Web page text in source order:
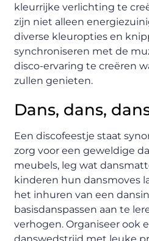
kleurrijke verlichting te
zijn niet alleen
diverse kleuropties en
synchroniseren met de
disco-ervaring te creëren
zullen genieten.
Dans, dans,
Een discofeestje staat
zorg voor een geweldige
meubels, leg wat
kinderen hun dansmoves
het inhuren van een
basisdanspassen aan te
verhogen. Organiseer ook